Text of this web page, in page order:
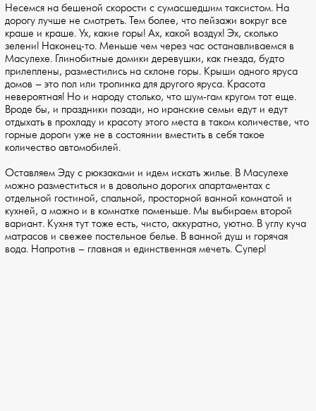
Несемся на бешеной скорости с сумасшедшим таксистом. На
дорогу лучше не смотреть. Тем более, что пейзажи вокруг все
краше и краше. Ух, какие горы! Ах, какой воздух! Эх, сколько
зелени! Наконец-то. Меньше чем через час останавливаемся в
Масулехе. Глинобитные домики деревушки, как гнезда, будто
прилеплены, разместились на склоне горы. Крыши одного яруса
домов – это пол или тропинка для другого яруса. Красота
невероятная! Но и народу столько, что шум-гам кругом тот еще.
Вроде бы, и праздники позади, но иранские семьи едут и едут
отдыхать в прохладу и красоту этого места в таком количестве, что
горные дороги уже не в состоянии вместить в себя такое
количество автомобилей.
Оставляем Эду с рюкзаками и идем искать жилье. В Масулехе
можно разместиться и в довольно дорогих апартаментах с
отдельной гостиной, спальной, просторной ванной комнатой и
кухней, а можно и в комнатке поменьше. Мы выбираем второй
вариант. Кухня тут тоже есть, чисто, аккуратно, уютно. В углу куча
матрасов и свежее постельное белье. В ванной душ и горячая
вода. Напротив – главная и единственная мечеть. Супер!